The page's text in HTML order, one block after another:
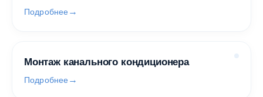
Подробнее
Монтаж канального кондиционера
Подробнее